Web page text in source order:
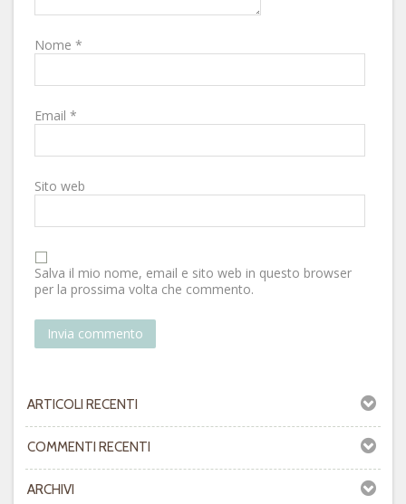
Nome *
Email *
Sito web
Salva il mio nome, email e sito web in questo browser
per la prossima volta che commento.
ARTICOLI RECENTI
COMMENTI RECENTI
ARCHIVI